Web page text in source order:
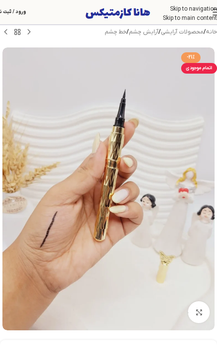
Skip to navigation
Skip to main content
ورود / ثبت
خانه/محصولات آرایشی/آرایش چشم/خط چشم
-21%
اتمام موجودی
بزرگنمایی تصویر